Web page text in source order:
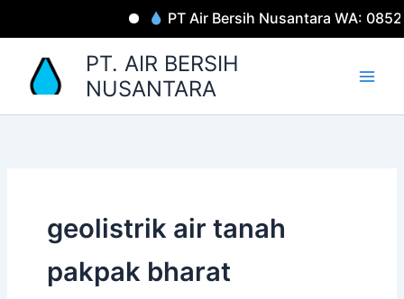
PT Air Bersih Nusantara WA:
PT. AIR BERSIH
NUSANTARA
geolistrik air tanah
pakpak bharat